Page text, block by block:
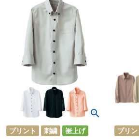
プリント 刺繍
裾上げ
プリン